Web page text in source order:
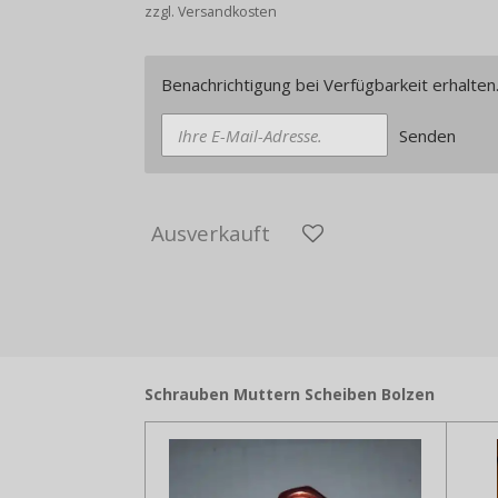
zzgl. Versandkosten
Benachrichtigung bei Verfügbarkeit erhalten.
Senden
Ausverkauft
Schrauben Muttern Scheiben Bolzen